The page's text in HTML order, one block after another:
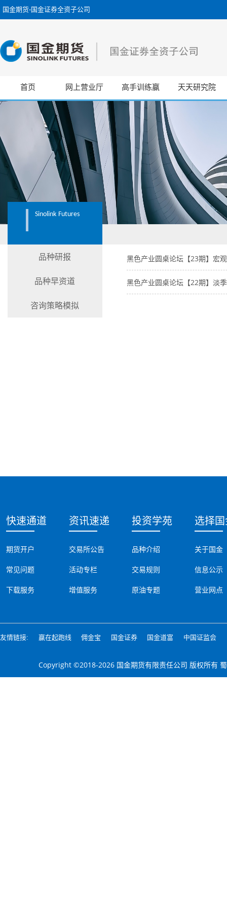
国金期货-国金证券全资子公司
首页 网上营业厅 高手训练赢 天天研究院
Sinolink Futures
品种研报
品种早资道
咨询策略模拟
黑色产业圆桌论坛【23期】宏
黑色产业圆桌论坛【22期】淡
快速通道
期货开户
常见问题
下载服务
资讯速递
交易所公告
活动专栏
增值服务
投资学苑
品种介绍
交易规则
原油专题
选择
关于国金
信息公示
营业网点
友情链接: 赢在起跑线 佣金宝 国金证券 国金道富 中国证监会
Copyright ©2018-2026 国金期货有限责任公司 版权所有